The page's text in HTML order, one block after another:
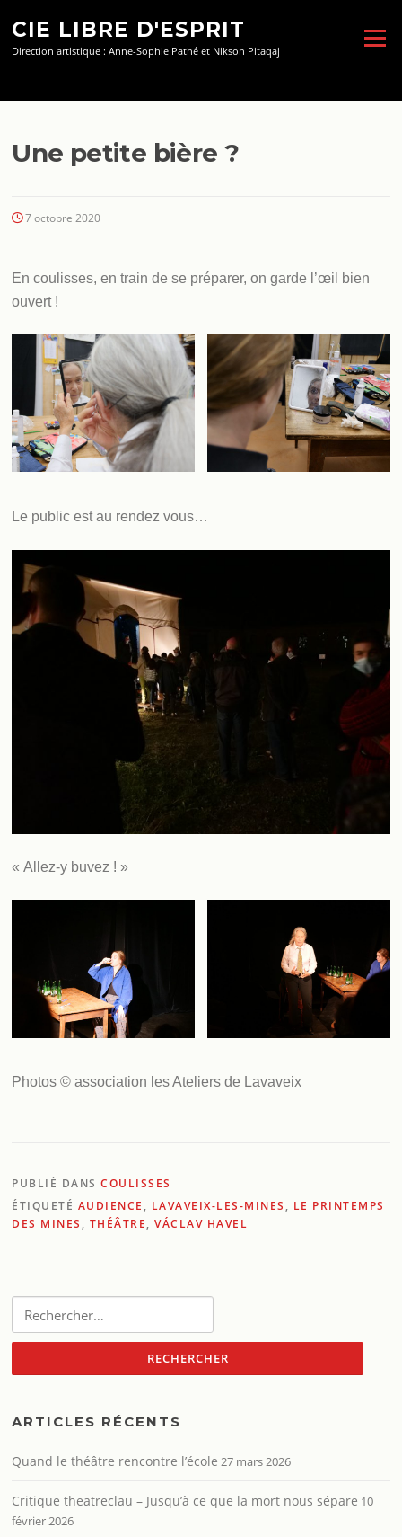
contenu
CIE LIBRE D'ESPRIT
Direction artistique : Anne-Sophie Pathé et Nikson Pitaqaj
Menu
Une petite bière ?
7 octobre 2020
En coulisses, en train de se préparer, on garde l’œil bien
ouvert !
Le public est au rendez vous…
« Allez-y buvez ! »
Photos © association les Ateliers de Lavaveix
PUBLIÉ DANSCOULISSES
ÉTIQUETÉ AUDIENCE , LAVAVEIX-LES-MINES , LE PRINTEMPS
DES MINES , THÉÂTRE,VÁCLAV HAVEL
ARTICLES RÉCENTS
Quand le théâtre rencontre l’école 27 mars 2026
Critique theatreclau – Jusqu’à ce que la mort nous sépare 10
février 2026